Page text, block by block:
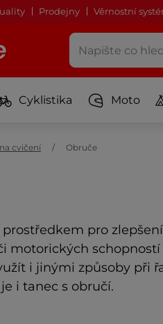
Prodejny Věrnostní
Cyklistika Moto
pro
motorických schopností
i jinými způsoby při
i tanec s obručí.
cvičení Obruče